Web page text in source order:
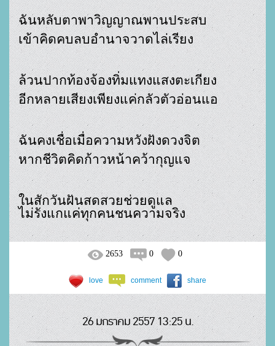
เข้าคิดคบลบอำนาจวาดไล่เรียง
อีกหลายเสียงเพียงแค่กลัวตัวอ่อนแอ
หากชีวิตคิดก้าวหน้าคว้ากุญแจ
ในสักวันฝันสดสวยช่วยดูแล
ไม่รังแกแค่ทุกคนชนความจริง
2653 0 0
love comment share
26 มกราคม 2557 13:25 น.